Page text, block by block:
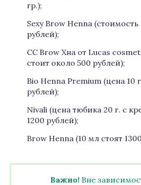
гр.);
Sexy Brow Henna (стоимость
рублей);
CC Brow Хна от Lucas
стоит около 500 рублей);
Bio Henna Premium (цена 10
рублей);
Nivali (цена тюбика 20 г. с
1200 рублей);
Brow Henna (10 мл стоят
Важно! Вне